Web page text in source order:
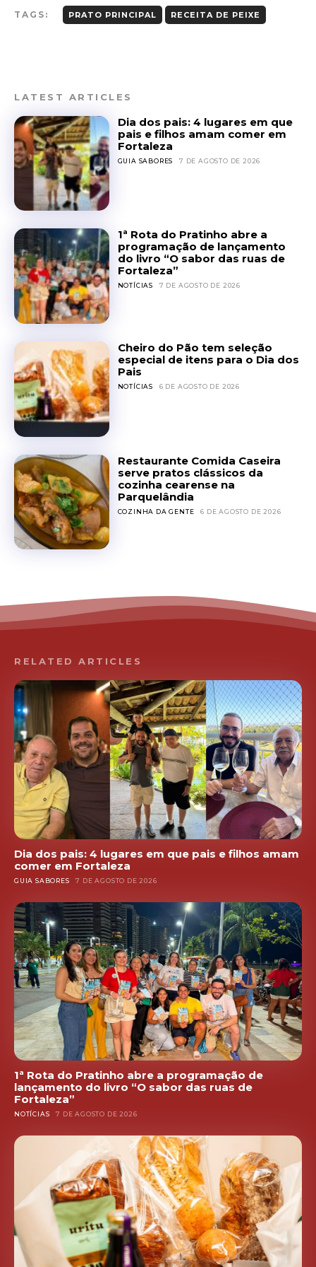
TAGS: PRATO PRINCIPAL RECEITA DE PEIXE
LATEST ARTICLES
Dia dos pais: 4 lugares em que
pais e filhos amam comer em
Fortaleza
GUIA SABORES 7 DE AGOSTO DE 2026
1ª Rota do Pratinho abre a
programação de lançamento
do livro “O sabor das ruas de
Fortaleza”
NOTÍCIAS 7 DE AGOSTO DE 2026
Cheiro do Pão tem seleção
especial de itens para o Dia dos
Pais
NOTÍCIAS 6 DE AGOSTO DE 2026
Restaurante Comida Caseira
serve pratos clássicos da
cozinha cearense na
Parquelândia
COZINHA DA GENTE 6 DE AGOSTO DE 2026
RELATED ARTICLES
Dia dos pais: 4 lugares em que pais e filhos amam
comer em Fortaleza
GUIA SABORES 7 DE AGOSTO DE 2026
1ª Rota do Pratinho abre a programação de
lançamento do livro “O sabor das ruas de
Fortaleza”
NOTÍCIAS 7 DE AGOSTO DE 2026